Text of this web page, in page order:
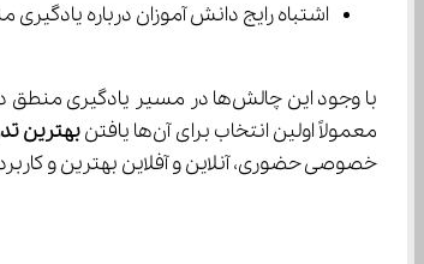
اشتباه رایج دانش آموزان درباره یادگیری
معمولاً اولین انتخاب برای آن‌ها یافتن
بهترین
خصوصی حضوری، آنلاین و آفلاین بهترین و کاربردی‌ترین آن را به خوانندگان عزیز معرفی نماییم. با ما همراه